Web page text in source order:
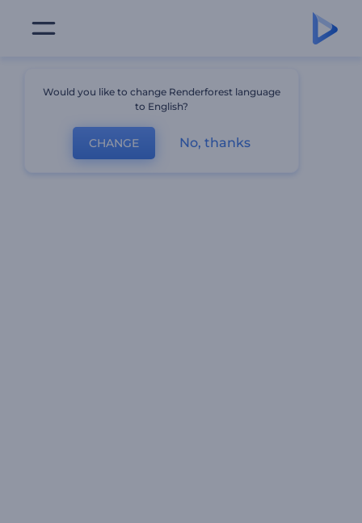
Would you like to change Renderforest language
to English?
CHANGE No, thanks